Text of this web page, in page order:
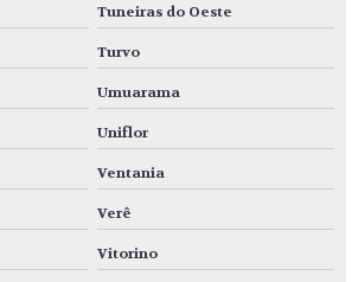
Tuneiras do Oeste
Turvo
Umuarama
Uniflor
Ventania
Verê
Vitorino